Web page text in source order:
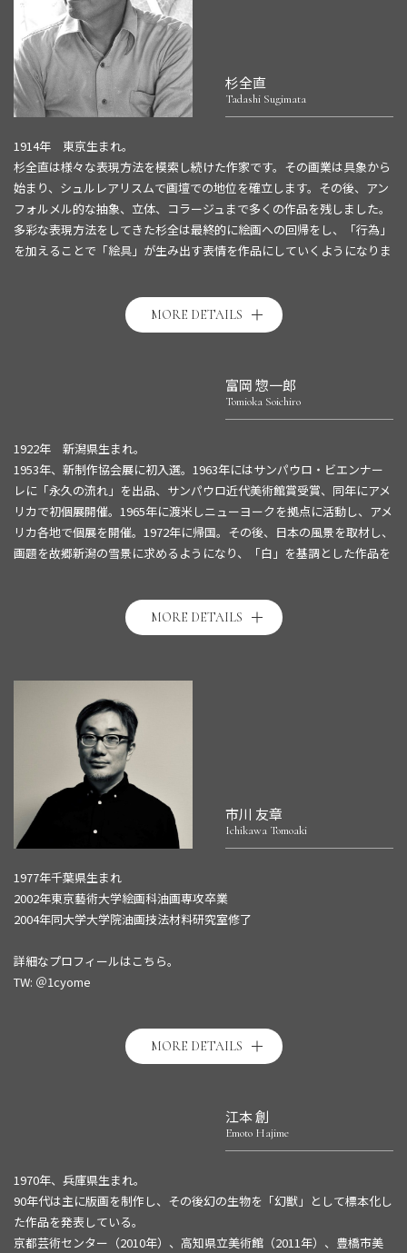
杉全直
Tadashi Sugimata
1914年 東京生まれ。
杉全直は様々な表現方法を模索し続けた作家です。その画業は具象から
始まり、シュルレアリスムで画壇での地位を確立します。その後、アン
フォルメル的な抽象、立体、コラージュまで多くの作品を残しました。
多彩な表現方法をしてきた杉全は最終的に絵画への回帰をし、「行為」
を加えることで「絵具」が生み出す表情を作品にしていくようになりま
年、勲四等瑞宝賞 受賞。1994年脳梗塞のため死去。
東京文化財研究所 杉全直紹介ページはこちら。
MORE DETAILS
富岡 惣一郎
Tomioka Soichiro
1922年 新潟県生まれ。
1953年、新制作協会展に初入選。1963年にはサンパウロ・ビエンナー
レに「永久の流れ」を出品、サンパウロ近代美術館賞受賞、同年にアメ
リカで初個展開催。1965年に渡米しニューヨークを拠点に活動し、アメ
リカ各地で個展を開催。1972年に帰国。その後、日本の風景を取材し、
画題を故郷新潟の雪景に求めるようになり、「白」を基調とした作品を
経年しても黄変せず、剥落のない「トミオカホワイト」とよばれる絵具
を生み出し、「白の世界」を描き続けた。
し、多くの作品を収蔵した。1994年5月31日死去。
MORE DETAILS
市川 友章
Ichikawa Tomoaki
1977年千葉県生まれ
2002年東京藝術大学絵画科油画専攻卒業
2004年同大学大学院油画技法材料研究室修了
詳細なプロフィールはこちら。
TW: ＠1cyome
MORE DETAILS
江本 創
Emoto Hajime
1970年、兵庫県生まれ。
90年代は主に版画を制作し、その後幻の生物を「幻獣」として標本化し
た作品を発表している。
京都芸術センター（2010年）、高知県立美術館（2011年）、豊橋市美